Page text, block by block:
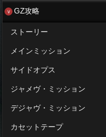
GZ攻略
ストーリー
メインミッション
サイドオプス
ジャメヴ・ミッション
デジャヴ・ミッション
カセットテープ